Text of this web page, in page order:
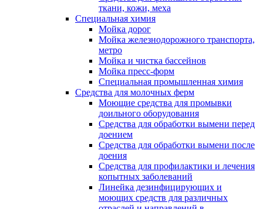
ткани, кожи, меха
Специальная химия
Мойка дорог
Мойка железнодорожного транспорта,
метро
Мойка и чистка бассейнов
Мойка пресс-форм
Специальная промышленная химия
Средства для молочных ферм
Моющие средства для промывки
доильного оборудования
Средства для обработки вымени перед
доением
Средства для обработки вымени после
доения
Средства для профилактики и лечения
копытных заболеваний
Линейка дезинфицирующих и
моющих средств для различных